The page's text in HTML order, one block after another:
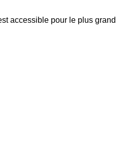
accessible pour le plus grand